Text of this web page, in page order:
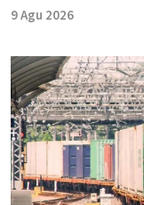
9 Agu 2026